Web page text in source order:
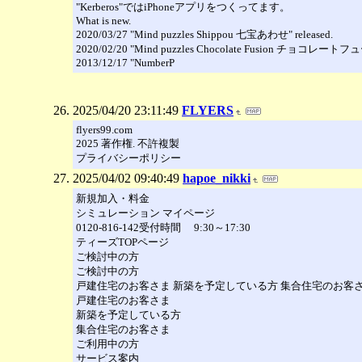
"Kerberos"ではiPhoneアプリをつくってます。
What is new.
2020/03/27 "Mind puzzles Shippou 七宝あわせ" released.
2020/02/20 "Mind puzzles Chocolate Fusion チョコレートフュ
2013/12/17 "NumberP
2025/04/20 23:11:49 FLYERS
flyers99.com
2025 著作権. 不許複製
プライバシーポリシー
2025/04/02 09:40:49 hapoe_nikki
新規加入・料金
シミュレーション マイページ
0120-816-142受付時間 9:30～17:30
ティーズTOPページ
ご検討中の方
ご検討中の方
戸建住宅のお客さま 新築を予定している方 集合住宅のお客
戸建住宅のお客さま
新築を予定している方
集合住宅のお客さま
ご利用中の方
サービス案内